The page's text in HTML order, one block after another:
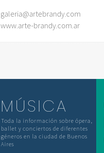
galeria@artebrandy.com
www.arte-brandy.com.ar
MÚSICA
Toda la información sobre ópera,
ballet y conciertos de diferentes
géneros en la ciudad de Buenos
Aires